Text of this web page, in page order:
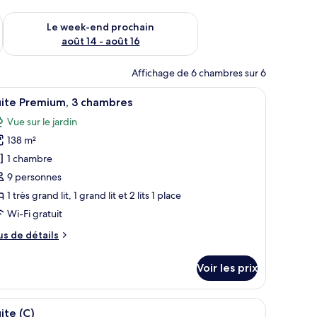
août 7 - août 9
Le week-end prochain
août 14 - août 16
Vérifier la disponibilité pour le week-end prochain août 14 -
Affichage de 6 chambres sur 6
fixé au mur.
bureau, une chaise et un miroir.
:
Une chambre d’hôtel avec un grand lit, un
5 Premium, 3 chambres
Vue sur le jardin
138 m²
1 chambre
9 personnes
1 très grand lit, 1 grand lit et 2 lits 1 place
Wi-Fi gratuit
de détails
Voir les prix
de couleur sombre, un îlot central et un coin repas comprenant une table
Un salon moderne avec un canapé, une
5 (C)